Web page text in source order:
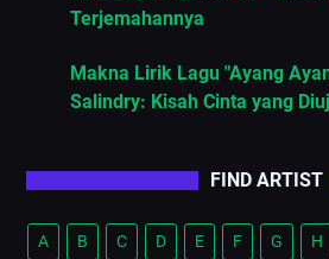
Terjemahannya
Makna Lirik Lagu "Ayang
Salindry: Kisah Cinta yang
FIND ARTIST
A B C D E F G H